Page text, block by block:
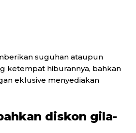
suguhan ataupun
ketempat hiburannya, bahkan
eklusive menyediakan
diskon gila-